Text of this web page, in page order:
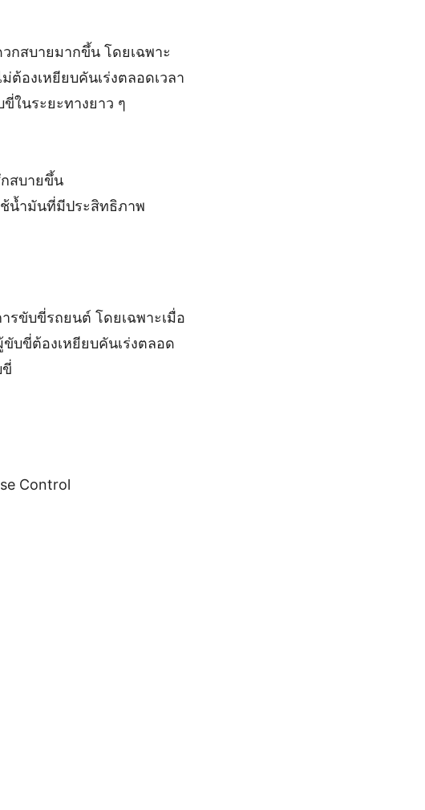
กสบายมากขึ้น โดยเฉพาะ
ต้องเหยียบคันเร่งตลอดเวลา
ในระยะทางยาว ๆ
กสบายขึ้น
ช้น้ำมันที่มีประสิทธิภาพ
รขับขี่รถยนต์ โดยเฉพาะเมื่อ
บขี่ต้องเหยียบคันเร่งตลอด
Control